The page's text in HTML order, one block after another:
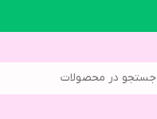
جستجو در محصولات